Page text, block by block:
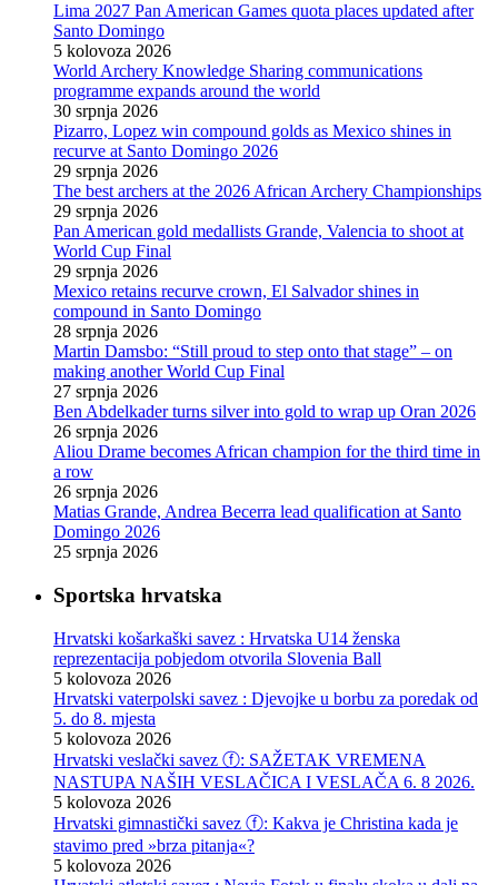
Lima 2027 Pan American Games quota places updated after
Santo Domingo
5 kolovoza 2026
World Archery Knowledge Sharing communications
programme expands around the world
30 srpnja 2026
Pizarro, Lopez win compound golds as Mexico shines in
recurve at Santo Domingo 2026
29 srpnja 2026
The best archers at the 2026 African Archery Championships
29 srpnja 2026
Pan American gold medallists Grande, Valencia to shoot at
World Cup Final
29 srpnja 2026
Mexico retains recurve crown, El Salvador shines in
compound in Santo Domingo
28 srpnja 2026
Martin Damsbo: “Still proud to step onto that stage” – on
making another World Cup Final
27 srpnja 2026
Ben Abdelkader turns silver into gold to wrap up Oran 2026
26 srpnja 2026
Aliou Drame becomes African champion for the third time in
a row
26 srpnja 2026
Matias Grande, Andrea Becerra lead qualification at Santo
Domingo 2026
25 srpnja 2026
Sportska hrvatska
Hrvatski košarkaški savez : Hrvatska U14 ženska
reprezentacija pobjedom otvorila Slovenia Ball
5 kolovoza 2026
Hrvatski vaterpolski savez : Djevojke u borbu za poredak od
5. do 8. mjesta
5 kolovoza 2026
Hrvatski veslački savez ⓕ: SAŽETAK VREMENA
NASTUPA NAŠIH VESLAČICA I VESLAČA 6. 8 2026.
5 kolovoza 2026
Hrvatski gimnastički savez ⓕ: Kakva je Christina kada je
stavimo pred »brza pitanja«?
5 kolovoza 2026